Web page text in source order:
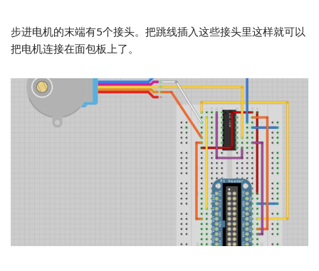
步进电机的末端有5个接头。把跳线插入这些接头里这样就可以
把电机连接在面包板上了。